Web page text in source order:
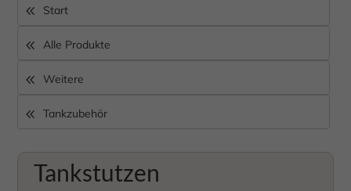
Start
Alle Produkte
Weitere
Tankzubehör
Tankstutzen